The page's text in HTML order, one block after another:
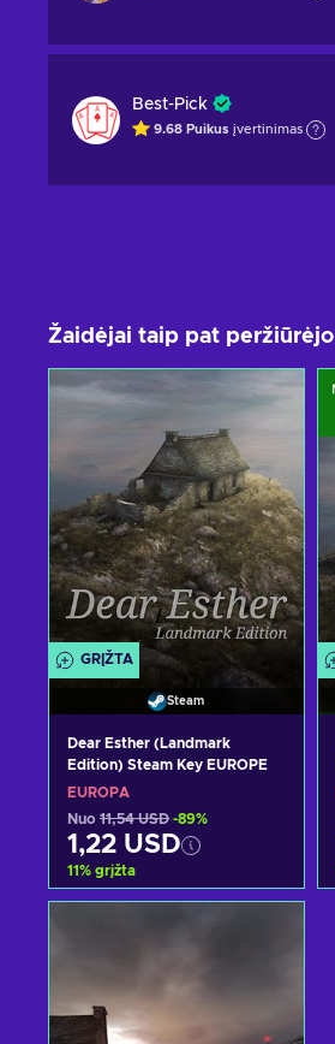
Best-Pick
9.68 Puikus įvertinimas
Žaidėjai taip pat peržiūrėjo
GRĮŽTA
Steam
Dear Esther (Landmark
Edition) Steam Key EUROPE
EUROPA
Nuo 11,54 USD -89%
1,22 USD
11% grįžta